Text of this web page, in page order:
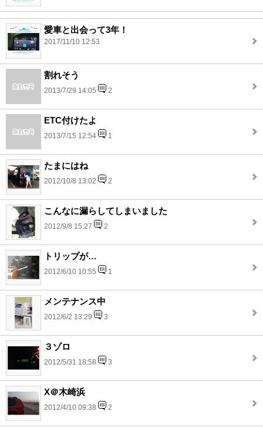
愛車と出会って3年！
2017/11/10 12:53
割れそう
2013/7/29 14:05 2
ETC付けたよ
2013/7/15 12:54 1
たまにはね
2012/10/8 13:02 2
こんなに漏らしてしまいました
2012/9/8 15:27 2
トリップが…
2012/6/10 10:55 1
メンテナンス中
2012/6/2 13:29 3
３ゾロ
2012/5/31 18:58 3
X＠木崎浜
2012/4/10 09:38 2